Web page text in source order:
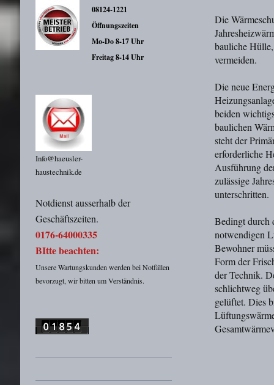
Die
bauliche
vermeiden.
Die neue
beiden
baulichen
steht der
erforderliche
Ausführung
zulässige
unterschritten.
Bedingt durch
notwendigen
Bewohner
Form der
der Technik.
schlichtweg
gelüftet. Dies
08124-1221
Öffnungszeiten
Mo-Do 8-17 Uhr
Freitag 8-14 Uhr
Info@haeusler-
haustechnik.de
Notdienst ausserhalb der
Geschäftszeiten.
0176-64000335
BItte beachten:
Unsere Wartungskunden werden bei Notfällen
bevorzugt, wir bitten um Verständnis.